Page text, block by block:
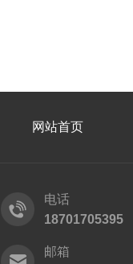
网站首页
电话
18701705395
邮箱